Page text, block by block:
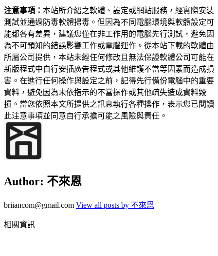
注意事項： 本站所介紹之軟體、設定或網站服務，經實際安裝
測試並通過防毒軟體掃毒。但因為不同電腦環境與軟體設定可
能都各有差異，建議您僅在非工作用的電腦先行測試，避免因
為不可預知的錯誤影響工作或電腦運作。從本站下載的軟體由
所屬公司提供，本站未經任何修改且無法保證軟體公司可能在
新版程式中自行安插廣告程式或其他維護不當等因素而造成損
害。在進行任何操作與設定之前，記得先行備份電腦中的重要
資料，避免因為未依指示的不當操作或其他疏失造成資料毀
損。當您依照本文所提供之訊息執行各種操作，表示您已閱讀
此注意事項並同意自行承擔可能之風險與責任。
Author: 不來恩
briiancom@gmail.com View all posts by 不來恩
相關資訊